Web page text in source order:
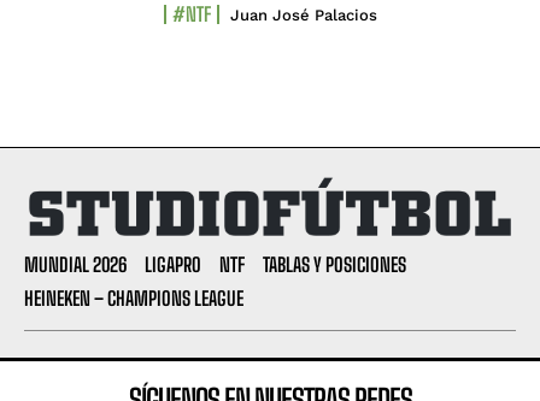
#NTF Juan José Palacios
MUNDIAL 2026 LIGAPRO NTF
TABLAS Y POSICIONES
HEINEKEN – CHAMPIONS LEAGUE